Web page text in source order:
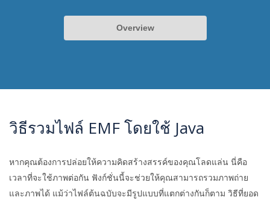
Overview
วิธีรวมไฟล์ EMF โดยใช้ Java
หากคุณต้องการปล่อยให้ความคิดสร้างสรรค์ของคุณโลดแล่น นี่คือ
เวลาที่จะใช้ภาพต่อกัน ฟังก์ชั่นนี้จะช่วยให้คุณสามารถรวมภาพถ่าย
และภาพได้ แม้ว่าไฟล์ต้นฉบับจะมีรูปแบบที่แตกต่างกันก็ตาม วิธีที่ยอด